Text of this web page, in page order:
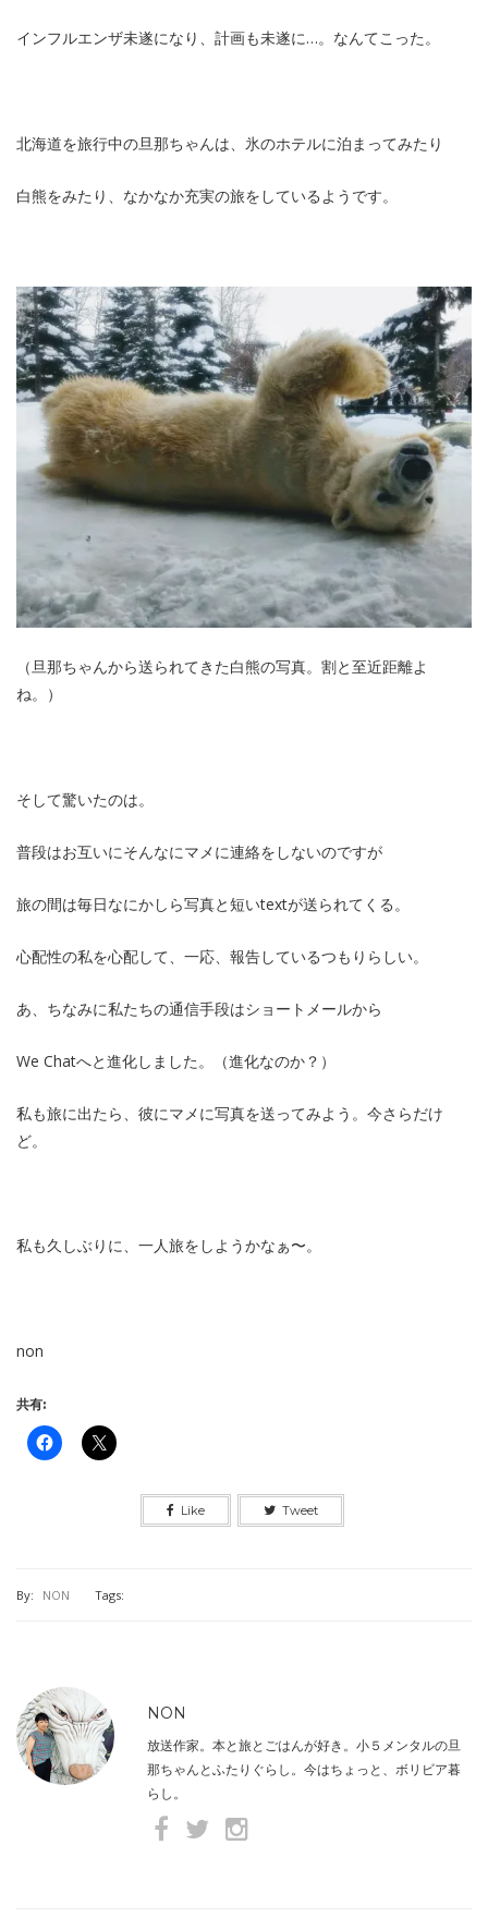
インフルエンザ未遂になり、計画も未遂に…。なんてこった。
北海道を旅行中の旦那ちゃんは、氷のホテルに泊まってみたり
白熊をみたり、なかなか充実の旅をしているようです。
（旦那ちゃんから送られてきた白熊の写真。割と至近距離よ
ね。）
そして驚いたのは。
普段はお互いにそんなにマメに連絡をしないのですが
旅の間は毎日なにかしら写真と短いtextが送られてくる。
心配性の私を心配して、一応、報告しているつもりらしい。
あ、ちなみに私たちの通信手段はショートメールから
We Chatへと進化しました。（進化なのか？）
私も旅に出たら、彼にマメに写真を送ってみよう。今さらだけ
ど。
私も久しぶりに、一人旅をしようかなぁ〜。
non
共有:
Like Tweet
By: NON Tags:
NON
放送作家。本と旅とごはんが好き。小５メンタルの旦
那ちゃんとふたりぐらし。今はちょっと、ボリビア暮
らし。